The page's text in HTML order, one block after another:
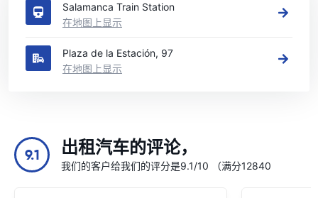
Salamanca Train Station
在地图上显示
Plaza de la Estación, 97
在地图上显示
9.1 出租汽车的评论，
我们的客户给我们的评分是9.1/10 （满分12840